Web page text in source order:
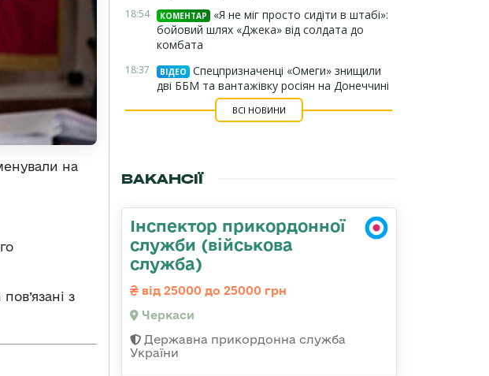
на
з
18:54 КОМЕНТАР
«Я не міг просто сидіти в штабі»:
бойовий шлях «Джека» від солдата до
комбата
18:37 ВІДЕО
Спецпризначенці «Омеги» знищили
дві ББМ та вантажівку росіян на Донеччині
ВСІ НОВИНИ
ВАКАНСІЇ
Інспектор прикордонної
служби (військова
служба)
від 25000 до 25000 грн
Черкаси
Державна прикордонна служба
України